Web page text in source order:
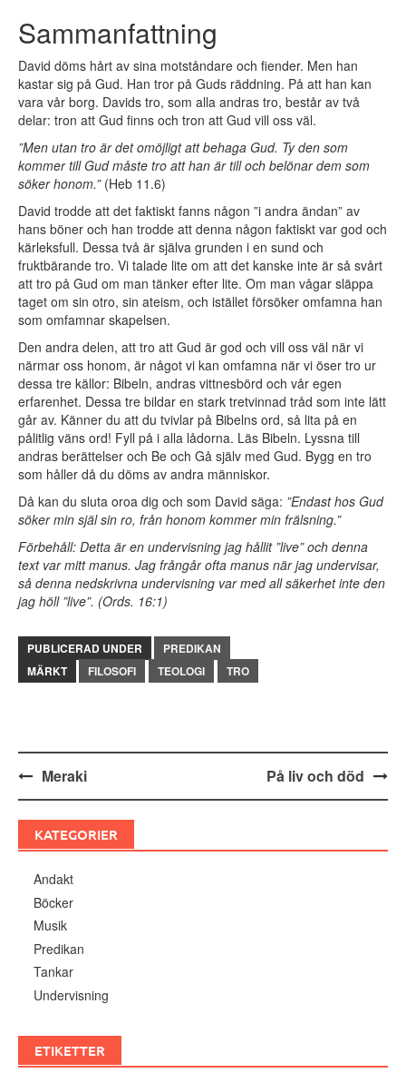
Sammanfattning
David döms hårt av sina motståndare och fiender. Men han
kastar sig på Gud. Han tror på Guds räddning. På att han kan
vara vår borg. Davids tro, som alla andras tro, består av två
delar: tron att Gud finns och tron att Gud vill oss väl.
”Men utan tro är det omöjligt att behaga Gud. Ty den som
kommer till Gud måste tro att han är till och belönar dem som
söker honom.”(Heb 11.6)
David trodde att det faktiskt fanns någon ”i andra ändan” av
hans böner och han trodde att denna någon faktiskt var god och
kärleksfull. Dessa två är själva grunden i en sund och
fruktbärande tro. Vi talade lite om att det kanske inte är så svårt
att tro på Gud om man tänker efter lite. Om man vågar släppa
taget om sin otro, sin ateism, och istället försöker omfamna han
som omfamnar skapelsen.
Den andra delen, att tro att Gud är god och vill oss väl när vi
närmar oss honom, är något vi kan omfamna när vi öser tro ur
dessa tre källor: Bibeln, andras vittnesbörd och vår egen
erfarenhet. Dessa tre bildar en stark tretvinnad tråd som inte lätt
går av. Känner du att du tvivlar på Bibelns ord, så lita på en
pålitlig väns ord! Fyll på i alla lådorna. Läs Bibeln. Lyssna till
andras berättelser och Be och Gå själv med Gud. Bygg en tro
som håller då du döms av andra människor.
Då kan du sluta oroa dig och som David säga: ”Endast hos Gud
söker min själ sin ro, från honom kommer min frälsning.”
Förbehåll: Detta är en undervisning jag hållit ”live” och denna
text var mitt manus. Jag frångår ofta manus när jag undervisar,
så denna nedskrivna undervisning var med all säkerhet inte den
jag höll ”live”. (Ords. 16:1)
PUBLICERAD UNDER
PREDIKAN
MÄRKT
FILOSOFI TEOLOGI TRO
Inläggsnavigering
Meraki På liv och död
KATEGORIER
Andakt
Böcker
Musik
Predikan
Tankar
Undervisning
ETIKETTER